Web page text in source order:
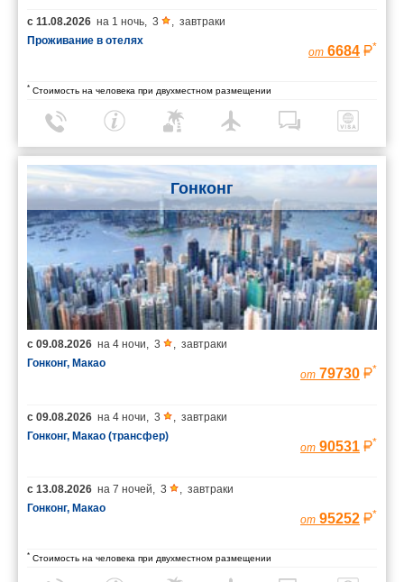
с 11.08.2026 на 1 ночь, 3 , завтраки
Проживание в отелях
от 6684 *
* Стоимость на человека при двухместном размещении
Гонконг
с 09.08.2026 на 4 ночи, 3 , завтраки
Гонконг, Макао
от 79730 *
с 09.08.2026 на 4 ночи, 3 , завтраки
Гонконг, Макао (трансфер)
от 90531 *
с 13.08.2026 на 7 ночей, 3 , завтраки
Гонконг, Макао
от 95252 *
* Стоимость на человека при двухместном размещении